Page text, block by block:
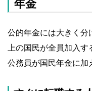
年金
公的年金には大きく分
上の国民が全員加入
公務員が国民年金に加